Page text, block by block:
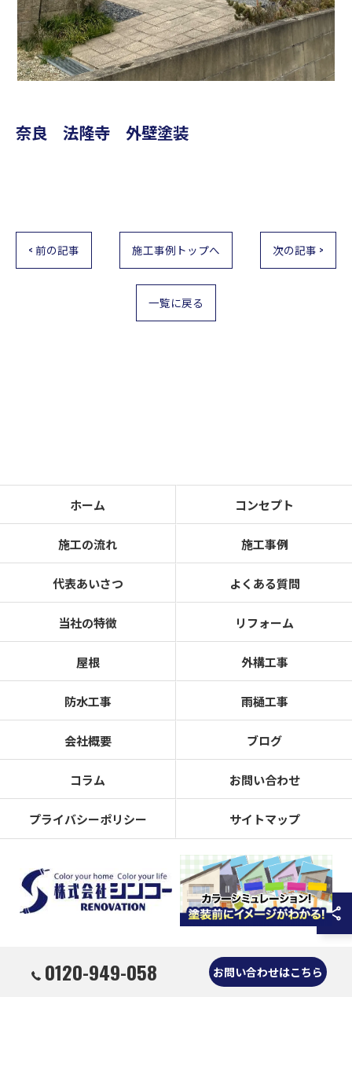
奈良 法隆寺 外壁塗装
< 前の記事 施工事例トップへ 次の記事 >
一覧に戻る
0120-949-058 お問い合わせはこちら
ホーム コンセプト
施工の流れ 施工事例
代表あいさつ よくある質問
当社の特徴 リフォーム
屋根 外構工事
防水工事 雨樋工事
会社概要 ブログ
コラム お問い合わせ
プライバシーポリシー サイトマップ
© 2026 奈良県奈良市の外壁塗装なら株式会社シンコーリノベーション ALL RIGHTS